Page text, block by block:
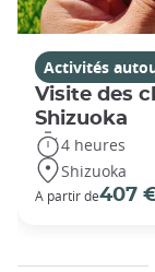
Activités
Visite des
Shizuoka
4 heures
Shizuoka
A partir de407